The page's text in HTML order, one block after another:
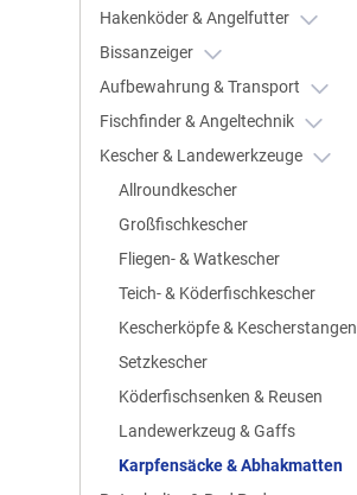
Hakenköder & Angelfutter
Bissanzeiger
Aufbewahrung & Transport
Fischfinder & Angeltechnik
Kescher & Landewerkzeuge
Allroundkescher
Großfischkescher
Fliegen- & Watkescher
Teich- & Köderfischkescher
Kescherköpfe & Kescherstangen
Setzkescher
Köderfischsenken & Reusen
Landewerkzeug & Gaffs
Karpfensäcke & Abhakmatten